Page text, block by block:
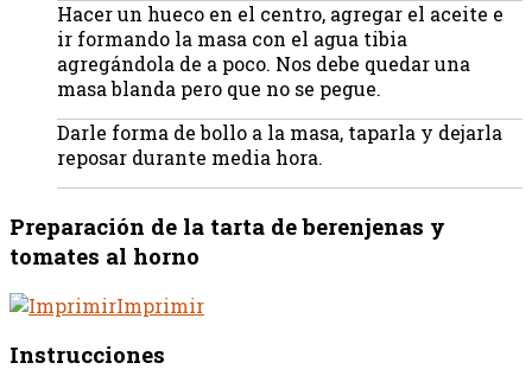
Hacer un hueco en el centro, agregar el aceite e
ir formando la masa con el agua tibia
agregándola de a poco. Nos debe quedar una
masa blanda pero que no se pegue.
Darle forma de bollo a la masa, taparla y dejarla
reposar durante media hora.
Preparación de la tarta de berenjenas y
tomates al horno
Imprimir
Instrucciones